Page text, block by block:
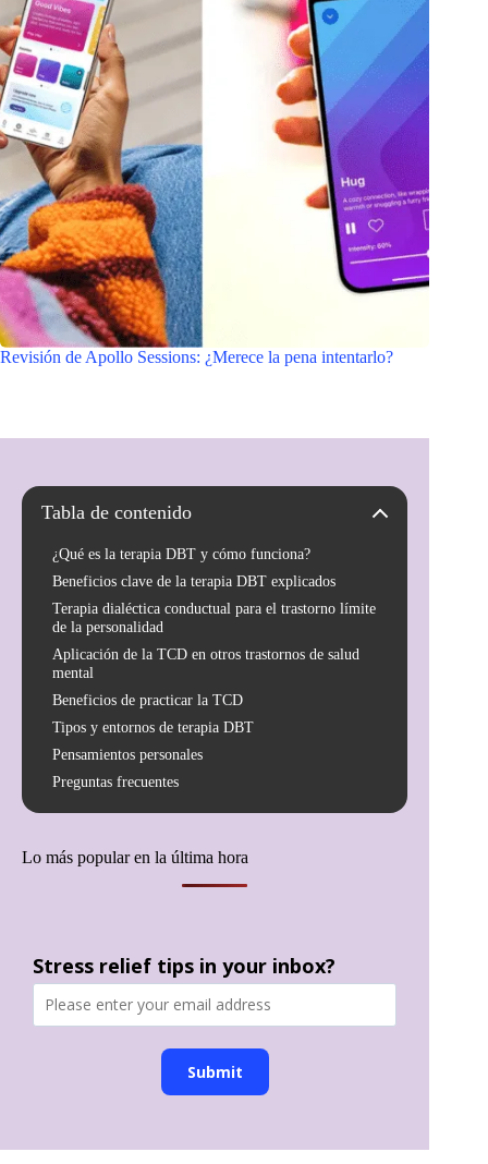
Revisión de Apollo Sessions: ¿Merece la pena intentarlo?
Tabla de contenido
¿Qué es la terapia DBT y cómo funciona?
Beneficios clave de la terapia DBT explicados
Terapia dialéctica conductual para el trastorno límite
de la personalidad
Aplicación de la TCD en otros trastornos de salud
mental
Beneficios de practicar la TCD
Tipos y entornos de terapia DBT
Pensamientos personales
Preguntas frecuentes
Lo más popular en la última hora
Stress relief tips in your inbox?
Submit